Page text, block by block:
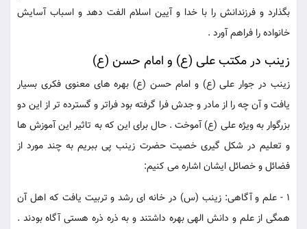
بگذارد و فرزندانش را با خدا و آیین اسلام الفت دهد و اسباب آسایش
خانواده را فراهم آورد .
زینب در مکتب علی (ع) و امام حسن (ع)
زینب در جوار علی (ع) و امام حسن (ع) بهره های معنوی فکری بسیار
یافت و آن چه را از مادر و جدش فرا گرفته بود فراتر و گسترده تر از این دو
بزرگوار به ویژه علی (ع) آموخت . حال برای این که به تاثیر این آموزش ها
و تعلیم در شکل گیری خصیت حضرت زینب پی ببریم به چند مورد از
فضائل و خصائل ایشان اشاره می کنیم:
1 - علم و آگاهی: زینب (س) در خانه ای رشد و تربیت یافت که اهل آن
همگی از علم و دانش الهی بهره داشتند و به ذره ذره هستی آگاه بودند .